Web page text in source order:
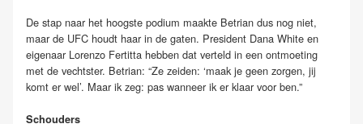
De stap naar het hoogste podium maakte Betrian dus nog niet,
maar de UFC houdt haar in de gaten. President Dana White en
eigenaar Lorenzo Fertitta hebben dat verteld in een ontmoeting
met de vechtster. Betrian: “Ze zeiden: ‘maak je geen zorgen, jij
komt er wel’. Maar ik zeg: pas wanneer ik er klaar voor ben.”
Schouders